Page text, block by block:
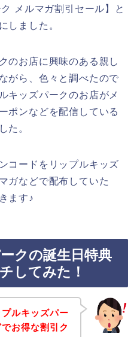
メルマガ割引セール】と
しました。
のお店に興味のある親し
がら、色々と調べたので
キッズパークのお店がメ
ポンなどを配信している
た。
コードをリップルキッズ
ガなどで配布していた
ます♪
クの誕生日特典
してみた！
ルキッズパー
お得な割引ク